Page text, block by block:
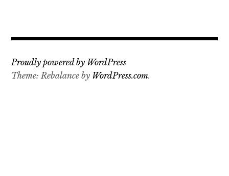
Proudly powered by WordPress
Theme: Rebalance by WordPress.com.